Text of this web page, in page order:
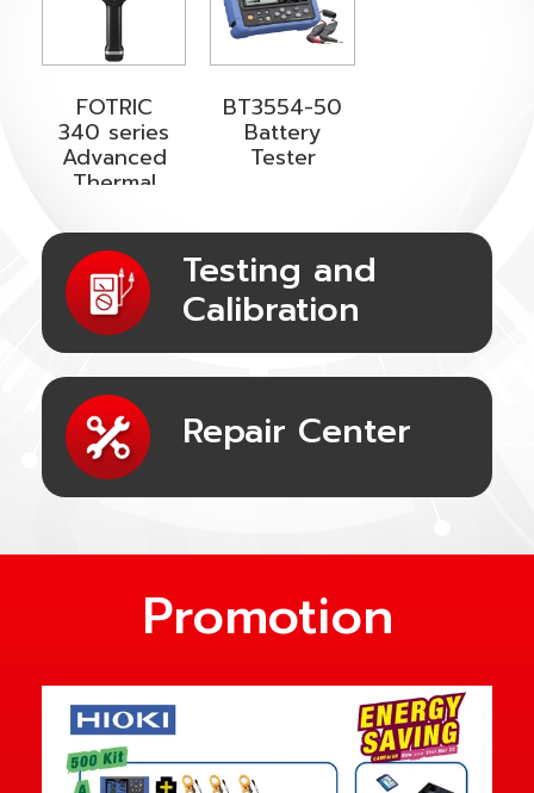
FOTRIC
340 series
Advanced
Thermal
BT3554-50
Battery
Tester
Testing and
Calibration
Repair Center
Promotion